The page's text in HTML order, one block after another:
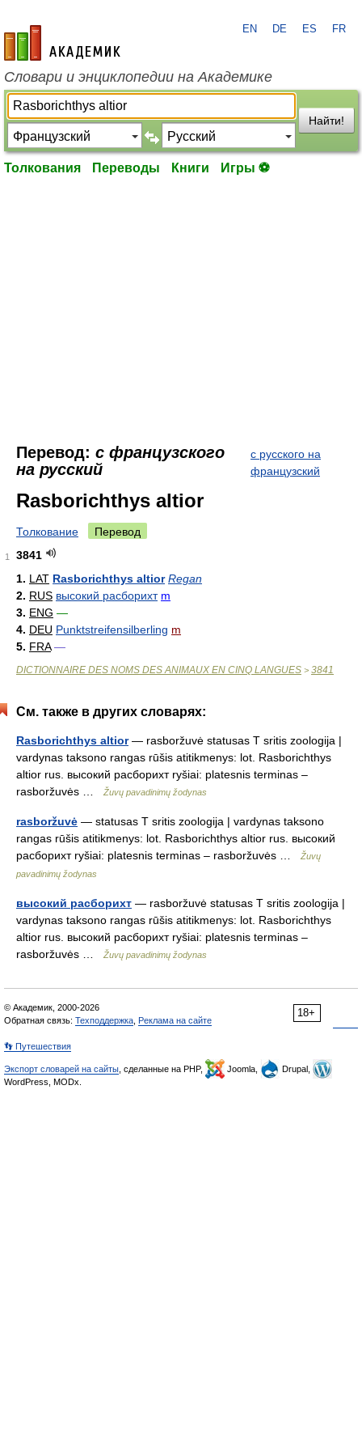
academic.ru
EN DE ES FR
Словари и энциклопедии на Академике
Найти!
Толкования Переводы Книги Игры ⚽
Перевод: с французского
на русский
с русского на
французский
Rasborichthys altior
Толкование Перевод
1
3841
1. LAT Rasborichthys altior Regan
2. RUS высокий расборихт m
3. ENG —
4. DEU Punktstreifensilberling m
5. FRA —
DICTIONNAIRE DES NOMS DES ANIMAUX EN CINQ LANGUES > 3841
См. также в других словарях:
Rasborichthys altior— rasboržuvė statusas T sritis zoologija |
vardynas taksono rangas rūšis atitikmenys: lot. Rasborichthys
altior rus. высокий расборихт ryšiai: platesnis terminas –
rasboržuvės …
Žuvų pavadinimų žodynas
rasboržuvė — statusas T sritis zoologija | vardynas taksono
rangas rūšis atitikmenys: lot. Rasborichthys altior rus. высокий
расборихт ryšiai: platesnis terminas – rasboržuvės …
Žuvų
pavadinimų žodynas
высокий расборихт — rasboržuvė statusas T sritis zoologija |
vardynas taksono rangas rūšis atitikmenys: lot. Rasborichthys
altior rus. высокий расборихт ryšiai: platesnis terminas –
rasboržuvės …
Žuvų pavadinimų žodynas
18+
© Академик, 2000-2026
Обратная связь: Техподдержка Реклама на сайте
👣 Путешествия
Экспорт словарей на сайты , сделанные на PHP, Joomla,
Drupal,
WordPress, MODx.